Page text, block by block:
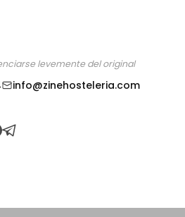
levemente del original
info@zinehosteleria.com